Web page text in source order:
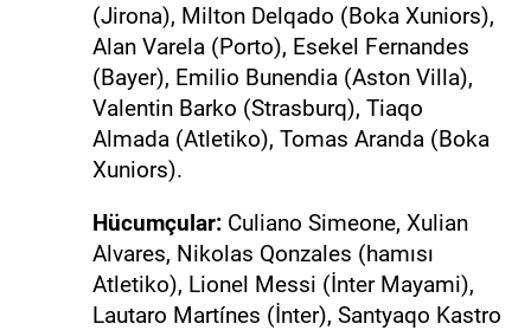
(Jirona), Milton Delqado (Boka Xuniors),
Alan Varela (Porto), Esekel Fernandes
(Bayer), Emilio Bunendia (Aston Villa),
Valentin Barko (Strasburq), Tiaqo
Almada (Atletiko), Tomas Aranda (Boka
Xuniors).
Hücumçular:Culiano Simeone, Xulian
Alvares, Nikolas Qonzales (hamısı
Atletiko), Lionel Messi (İnter Mayami),
Lautaro Martínes (İnter), Santyaqo Kastro